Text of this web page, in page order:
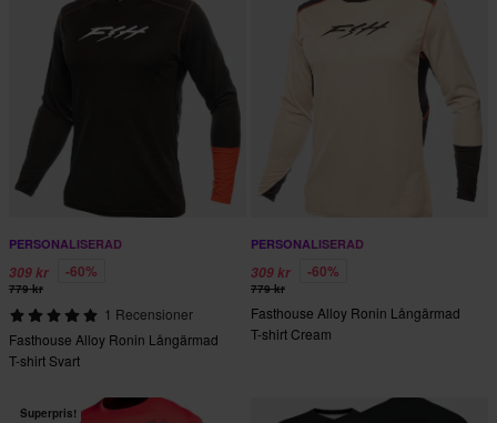
PERSONALISERAD
309 kr -60%
779 kr
1 Recensioner
Fasthouse Alloy Ronin Långärmad
T-shirt Svart
PERSONALISERAD
309 kr -60%
779 kr
Fasthouse Alloy Ronin Långärmad
T-shirt Cream
Superpris!